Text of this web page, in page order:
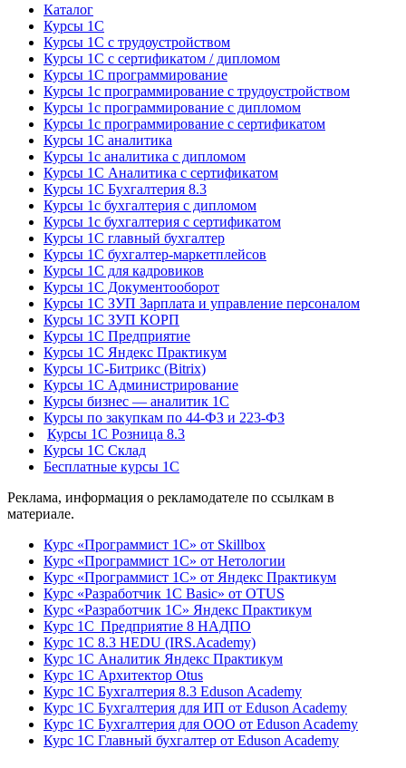
Каталог
Курсы 1С
Курсы 1С с трудоустройством
Курсы 1С с сертификатом / дипломом
Курсы 1С программирование
Курсы 1с программирование с трудоустройством
Курсы 1с программирование с дипломом
Курсы 1с программирование с сертификатом
Курсы 1С аналитика
Курсы 1с аналитика с дипломом
Курсы 1С Аналитика с сертификатом
Курсы 1С Бухгалтерия 8.3
Курсы 1с бухгалтерия с дипломом
Курсы 1с бухгалтерия с сертификатом
Курсы 1С главный бухгалтер
Курсы 1С бухгалтер-маркетплейсов
Курсы 1С для кадровиков
Курсы 1С Документооборот
Курсы 1С ЗУП Зарплата и управление персоналом
Курсы 1С ЗУП КОРП
Курсы 1С Предприятие
Курсы 1С Яндекс Практикум
Курсы 1С-Битрикс (Bitrix)
Курсы 1С Администрирование
Курсы бизнес — аналитик 1С
Курсы по закупкам по 44‑ФЗ и 223‑ФЗ
Курсы 1С Розница 8.3
Курсы 1С Склад
Бесплатные курсы 1С
Реклама, информация о рекламодателе по ссылкам в
материале.
Курс «Программист 1С» от Skillbox
Курс «Программист 1С» от Нетологии
Курс «Программист 1С» от Яндекс Практикум
Курс «Разработчик 1С Basic» от OTUS
Курс «Разработчик 1С» Яндекс Практикум
Курс 1С Предприятие 8 НАДПО
Курс 1С 8.3 HEDU (IRS.Academy)
Курс 1С Аналитик Яндекс Практикум
Курс 1С Архитектор Otus
Курс 1С Бухгалтерия 8.3 Eduson Academy
Курс 1С Бухгалтерия для ИП от Eduson Academy
Курс 1С Бухгалтерия для ООО от Eduson Academy
Курс 1С Главный бухгалтер от Eduson Academy